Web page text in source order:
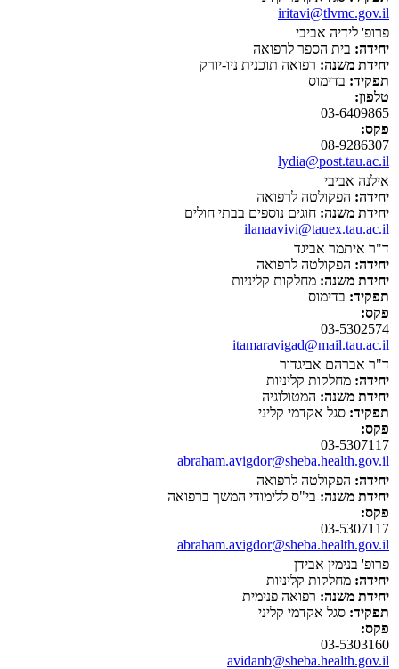
iritavi@tlvmc.gov.il
פרופ' לידיה אביבי
יחידה: בית הספר לרפואה
יחידת משנה: רפואה תוכנית ניו-יורק
תפקיד: בדימוס
טלפון:
03-6409865
פקס:
08-9286307
lydia@post.tau.ac.il
אילנה אביבי
יחידה: הפקולטה לרפואה
יחידת משנה: חוגים נוספים בבתי חולים
ilanaavivi@tauex.tau.ac.il
ד"ר איתמר אביגד
יחידה: הפקולטה לרפואה
יחידת משנה: מחלקות קליניות
תפקיד: בדימוס
פקס:
03-5302574
itamaravigad@mail.tau.ac.il
ד"ר אברהם אביגדור
יחידה: מחלקות קליניות
יחידת משנה: המטולוגיה
תפקיד: סגל אקדמי קליני
פקס:
03-5307117
abraham.avigdor@sheba.health.gov.il
יחידה: הפקולטה לרפואה
יחידת משנה: בי"ס ללימודי המשך ברפואה
פקס:
03-5307117
abraham.avigdor@sheba.health.gov.il
פרופ' בנימין אבידן
יחידה: מחלקות קליניות
יחידת משנה: רפואה פנימית
תפקיד: סגל אקדמי קליני
פקס:
03-5303160
avidanb@sheba.health.gov.il